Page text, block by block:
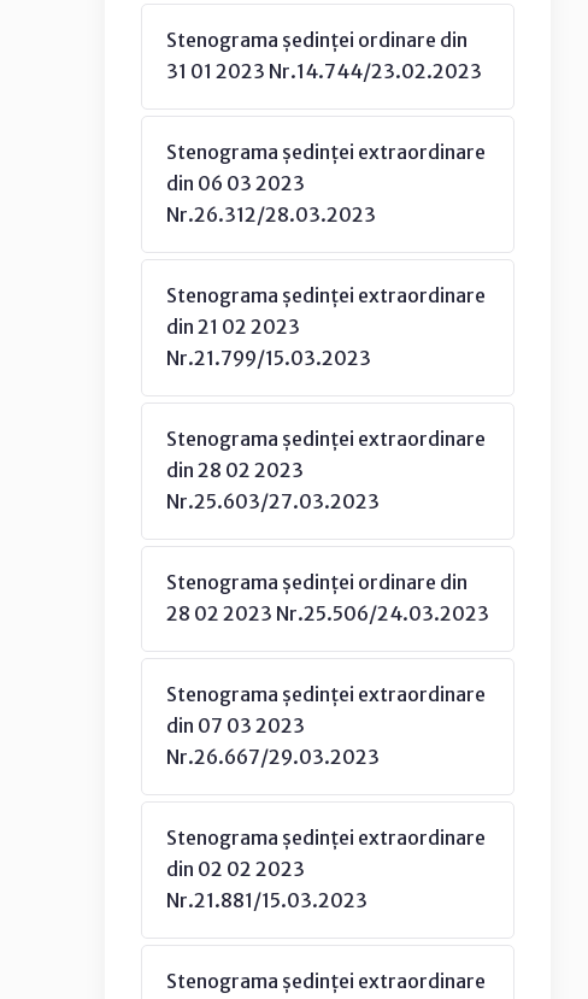
Stenograma ședinței ordinare din
31 01 2023 Nr.14.744/23.02.2023
Stenograma ședinței extraordinare
din 06 03 2023
Nr.26.312/28.03.2023
Stenograma ședinței extraordinare
din 21 02 2023
Nr.21.799/15.03.2023
Stenograma ședinței extraordinare
din 28 02 2023
Nr.25.603/27.03.2023
Stenograma ședinței ordinare din
28 02 2023 Nr.25.506/24.03.2023
Stenograma ședinței extraordinare
din 07 03 2023
Nr.26.667/29.03.2023
Stenograma ședinței extraordinare
din 02 02 2023
Nr.21.881/15.03.2023
Stenograma ședinței extraordinare